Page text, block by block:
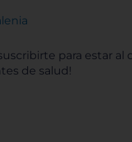
para estar al
de salud!